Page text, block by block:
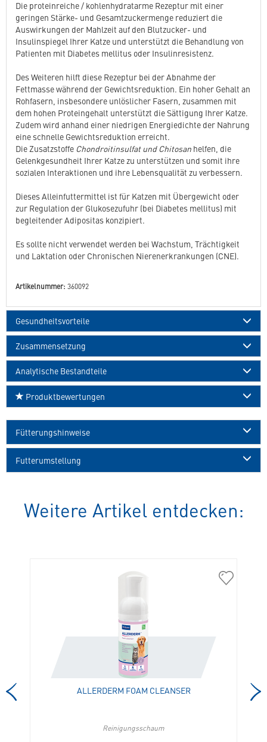
Die proteinreiche / kohlenhydratarme Rezeptur mit einer
geringen Stärke- und Gesamtzuckermenge reduziert die
Auswirkungen der Mahlzeit auf den Blutzucker- und
Insulinspiegel Ihrer Katze und unterstützt die Behandlung von
Patienten mit Diabetes mellitus oder Insulinresistenz.
Des Weiteren hilft diese Rezeptur bei der Abnahme der
Fettmasse während der Gewichtsreduktion. Ein hoher Gehalt an
Rohfasern, insbesondere unlöslicher Fasern, zusammen mit
dem hohen Proteingehalt unterstützt die Sättigung Ihrer Katze.
Zudem wird anhand einer niedrigen Energiedichte der Nahrung
eine schnelle Gewichtsreduktion erreicht.
Die Zusatzstoffe Chondroitinsulfat und Chitosan helfen, die
Gelenkgesundheit Ihrer Katze zu unterstützen und somit ihre
sozialen Interaktionen und ihre Lebensqualität zu verbessern.
Dieses Alleinfuttermittel ist für Katzen mit Übergewicht oder
zur Regulation der Glukosezufuhr (bei Diabetes mellitus) mit
begleitender Adipositas konzipiert.
Es sollte nicht verwendet werden bei Wachstum, Trächtigkeit
und Laktation oder Chronischen Nierenerkrankungen (CNE).
Artikelnummer: 360092
Gesundheitsvorteile
Zusammensetzung
Analytische Bestandteile
Produktbewertungen
Fütterungshinweise
Futterumstellung
Weitere Artikel entdecken:
hinzufügen
309222
ALLERDERM FOAM CLEANSER
Reinigungsschaum